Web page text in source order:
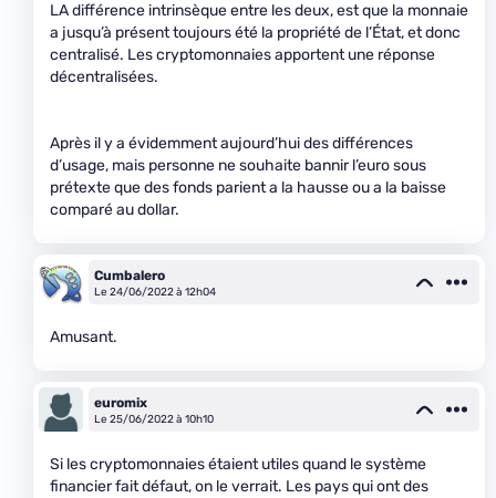
LA différence intrinsèque entre les deux, est que la monnaie
a jusqu’à présent toujours été la propriété de l’État, et donc
centralisé. Les cryptomonnaies apportent une réponse
décentralisées.
Après il y a évidemment aujourd’hui des différences
d’usage, mais personne ne souhaite bannir l’euro sous
prétexte que des fonds parient a la hausse ou a la baisse
comparé au dollar.
Cumbalero
Le 24/06/2022 à 12h04
Amusant.
euromix
Le 25/06/2022 à 10h10
Si les cryptomonnaies étaient utiles quand le système
financier fait défaut, on le verrait. Les pays qui ont des